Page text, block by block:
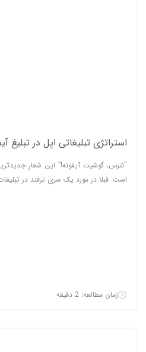
استراتژی تبلیغاتی اپل در تبلیغ
است. قبلا در مورد یک سری ترفند در
زمان مطالعه: 2 دقیقه